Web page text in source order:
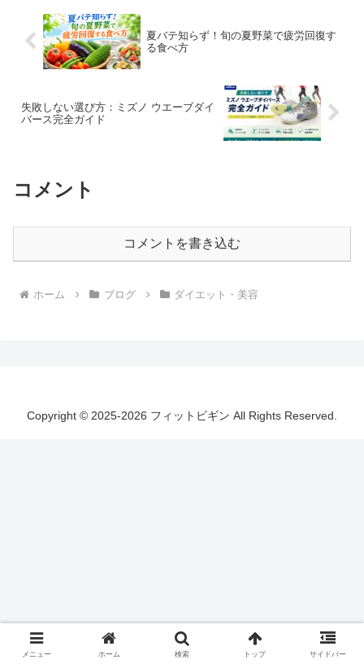
夏バテ知らず！旬の夏野菜で疲労回復す
る食べ方
失敗しない選び方：ミズノ ウエーブダイ
バース完全ガイド
コメント
コメントを書き込む
ホーム ブログ ダイエット・美容
Copyright © 2025-2026 フィットビギン All Rights Reserved.
メニュー ホーム 検索 トップ サイドバー